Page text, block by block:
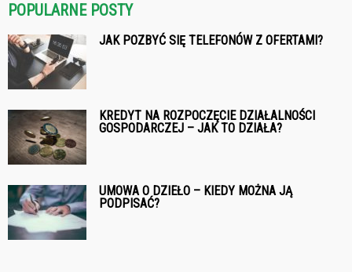
POPULARNE POSTY
JAK POZBYĆ SIĘ TELEFONÓW Z OFERTAMI?
KREDYT NA ROZPOCZĘCIE DZIAŁALNOŚCI
GOSPODARCZEJ – JAK TO DZIAŁA?
UMOWA O DZIEŁO – KIEDY MOŻNA JĄ
PODPISAĆ?